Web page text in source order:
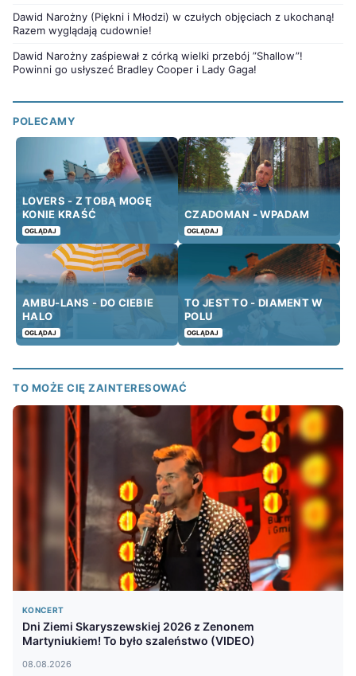
Dawid Narożny (Piękni i Młodzi) w czułych objęciach z ukochaną!
Razem wyglądają cudownie!
Dawid Narożny zaśpiewał z córką wielki przebój ”Shallow”!
Powinni go usłyszeć Bradley Cooper i Lady Gaga!
POLECAMY
LOVERS - Z TOBĄ MOGĘ
KONIE KRAŚĆ
OGLĄDAJ
CZADOMAN - WPADAM
OGLĄDAJ
AMBU-LANS - DO CIEBIE
HALO
OGLĄDAJ
TO JEST TO - DIAMENT W
POLU
OGLĄDAJ
TO MOŻE CIĘ ZAINTERESOWAĆ
KONCERT
Dni Ziemi Skaryszewskiej 2026 z Zenonem
Martyniukiem! To było szaleństwo (VIDEO)
08.08.2026